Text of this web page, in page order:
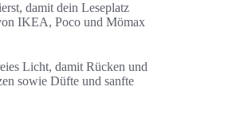
damit dein Leseplatz
IKEA, Poco und Mömax
Licht, damit Rücken und
sowie Düfte und sanfte